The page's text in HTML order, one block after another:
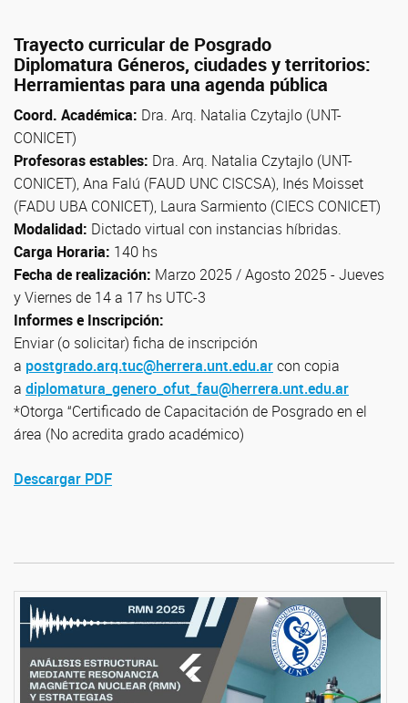
Trayecto curricular de Posgrado
Diplomatura Géneros, ciudades y territorios:
Herramientas para una agenda pública
Coord. Académica: Dra. Arq. Natalia Czytajlo (UNT-
CONICET)
Profesoras estables: Dra. Arq. Natalia Czytajlo (UNT-
CONICET), Ana Falú (FAUD UNC CISCSA), Inés Moisset
(FADU UBA CONICET), Laura Sarmiento (CIECS CONICET)
Modalidad: Dictado virtual con instancias híbridas.
Carga Horaria: 140 hs
Fecha de realización: Marzo 2025 / Agosto 2025 - Jueves
y Viernes de 14 a 17 hs UTC-3
Informes e Inscripción:
Enviar (o solicitar) ficha de inscripción
a postgrado.arq.tuc@herrera.unt.edu.arcon copia
a diplomatura_genero_ofut_fau@herrera.unt.edu.ar
*Otorga “Certificado de Capacitación de Posgrado en el
área (No acredita grado académico)
Descargar PDF